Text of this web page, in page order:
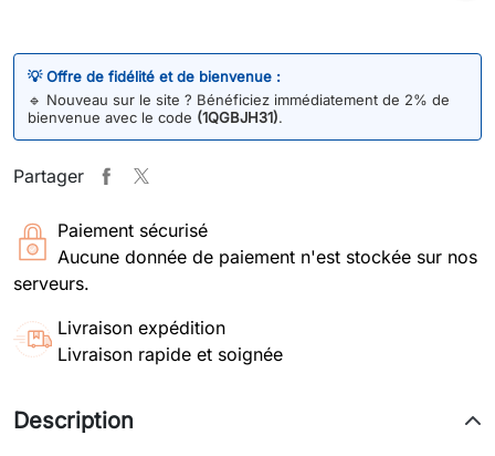
💡 Offre de fidélité et de bienvenue :
🔹 Nouveau sur le site ? Bénéficiez immédiatement de 2% de
bienvenue avec le code (1QGBJH31).
Partager
Paiement sécurisé
Aucune donnée de paiement n'est stockée sur nos
serveurs.
Livraison expédition
Livraison rapide et soignée
Description